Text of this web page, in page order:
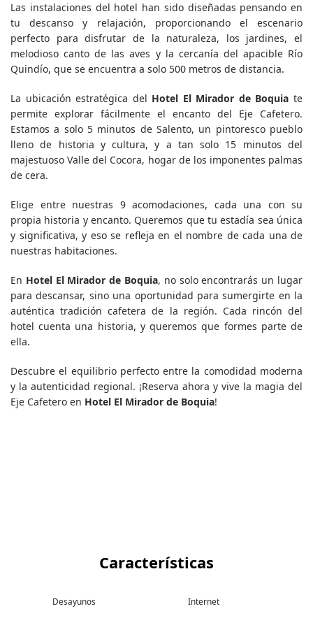
Las instalaciones del hotel han sido diseñadas pensando en
tu descanso y relajación, proporcionando el escenario
perfecto para disfrutar de la naturaleza, los jardines, el
melodioso canto de las aves y la cercanía del apacible Río
Quindío, que se encuentra a solo 500 metros de distancia.
La ubicación estratégica del Hotel El Mirador de Boquia te
permite explorar fácilmente el encanto del Eje Cafetero.
Estamos a solo 5 minutos de Salento, un pintoresco pueblo
lleno de historia y cultura, y a tan solo 15 minutos del
majestuoso Valle del Cocora, hogar de los imponentes palmas
de cera.
Elige entre nuestras 9 acomodaciones, cada una con su
propia historia y encanto. Queremos que tu estadía sea única
y significativa, y eso se refleja en el nombre de cada una de
nuestras habitaciones.
En Hotel El Mirador de Boquia, no solo encontrarás un lugar
para descansar, sino una oportunidad para sumergirte en la
auténtica tradición cafetera de la región. Cada rincón del
hotel cuenta una historia, y queremos que formes parte de
ella.
Descubre el equilibrio perfecto entre la comodidad moderna
y la autenticidad regional. ¡Reserva ahora y vive la magia del
Eje Cafetero en Hotel El Mirador de Boquia!
Características
Desayunos Internet